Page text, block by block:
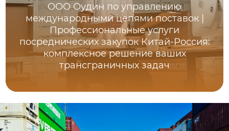
ООО Оудин по управлению
международными цепями поставок |
Профессиональные услуги
посреднических закупок Китай-Россия:
комплексное решение ваших
трансграничных задач